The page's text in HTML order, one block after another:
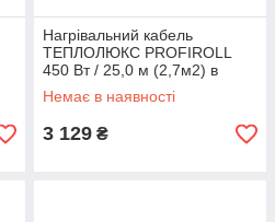
Нагрівальний кабель
ТЕПЛОЛЮКС PROFIROLL
450 Вт / 25,0 м (2,7м2) в
стяжку, тепла підлога
електричний Профі
Немає в наявності
3 129 ₴